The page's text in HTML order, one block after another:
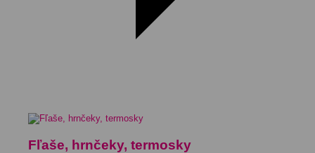
Fľaše, hrnčeky, termosky